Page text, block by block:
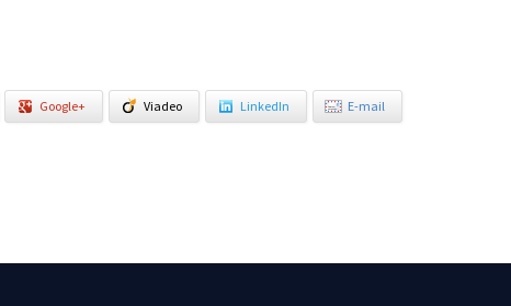
Google+ Viadeo LinkedIn E-mail